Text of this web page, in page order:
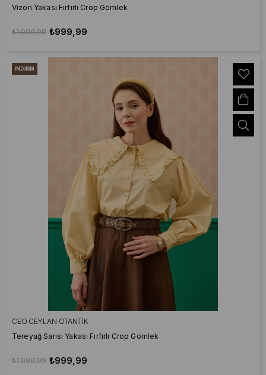
Vizon Yakası Fırfırlı Crop Gömlek
₺999,99
₺1.099,99
CEO CEYLAN OTANTIK
Tereyağ Sarısı Yakası Fırfırlı Crop Gömlek
₺999,99
₺1.099,99
İNDIRIM